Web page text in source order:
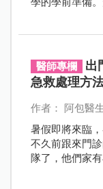
醫師專欄
出
急救處理方
作者： 阿包醫
暑假即將來臨
不久前跟來門
隊了，他們家